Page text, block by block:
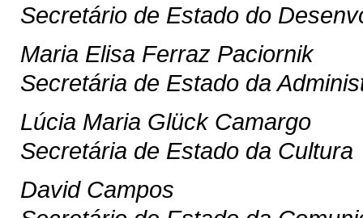
Secretário de Estado do
Maria Elisa Ferraz Paciornik
Secretária de Estado da
Lúcia Maria Glück Camargo
Secretária de Estado da Cultura
David Campos